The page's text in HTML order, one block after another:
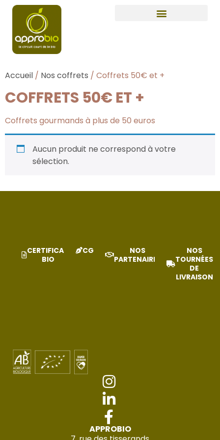
Accueil / Nos coffrets / Coffrets 50€ et +
COFFRETS 50€ ET +
Coffrets gourmands à plus de 50 euros
Aucun produit ne correspond à votre
sélection.
CERTIFICAT
BIO
CGV
NOS
PARTENAIRES
NOS
TOURNÉES
DE
LIVRAISON
APPROBIO